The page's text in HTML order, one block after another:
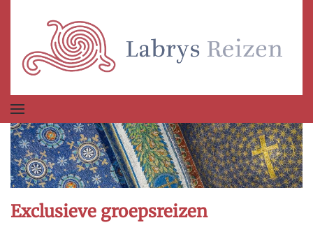
Terug naar hoofdinhoud
Exclusieve groepsreizen